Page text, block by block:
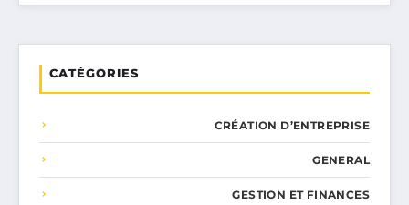
CATÉGORIES
CRÉATION D’ENTREPRISE
GENERAL
GESTION ET FINANCES